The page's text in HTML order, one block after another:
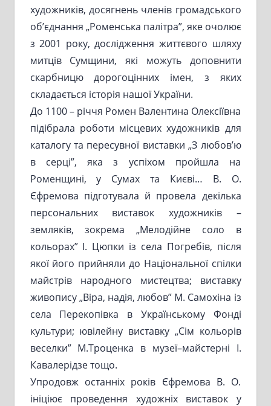
художників, досягнень членів громадського
об’єднання „Роменська палітра”, яке очолює
з 2001 року, дослідження життєвого шляху
митців Сумщини, які можуть доповнити
скарбницю дорогоцінних імен, з яких
складається історія нашої України.
До 1100 – річчя Ромен Валентина Олексіївна
підібрала роботи місцевих художників для
каталогу та пересувної виставки „З любов’ю
в серці”, яка з успіхом пройшла на
Роменщині, у Сумах та Києві… В. О.
Єфремова підготувала й провела декілька
персональних виставок художників –
земляків, зокрема „Мелодійне соло в
кольорах” І. Цюпки із села Погребів, після
якої його прийняли до Національної спілки
майстрів народного мистецтва; виставку
живопису „Віра, надія, любов” М. Самохіна із
села Перекопівка в Українському Фонді
культури; ювілейну виставку „Сім кольорів
веселки” М.Троценка в музеї–майстерні І.
Кавалерідзе тощо.
Упродовж останніх років Єфремова В. О.
ініціює проведення художніх виставок у